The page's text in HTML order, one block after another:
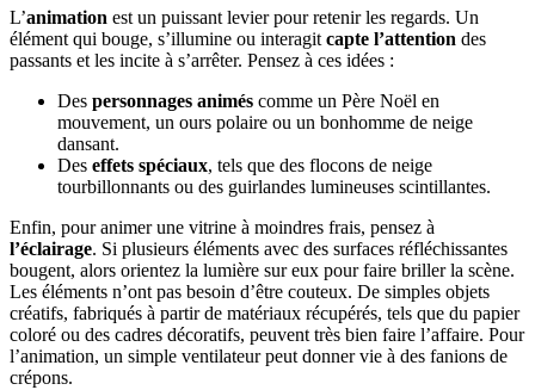
L’animation est un puissant levier pour retenir les regards. Un
élément qui bouge, s’illumine ou interagitcapte l’attention des
passants et les incite à s’arrêter. Pensez à ces idées :
Des personnages animés comme un Père Noël en
mouvement, un ours polaire ou un bonhomme de neige
dansant.
Des effets spéciaux, tels que des flocons de neige
tourbillonnants ou des guirlandes lumineuses scintillantes.
Enfin, pour animer une vitrine à moindres frais, pensez à
l’éclairage. Si plusieurs éléments avec des surfaces réfléchissantes
bougent, alors orientez la lumière sur eux pour faire briller la scène.
Les éléments n’ont pas besoin d’être couteux. De simples objets
créatifs, fabriqués à partir de matériaux récupérés, tels que du papier
coloré ou des cadres décoratifs, peuvent très bien faire l’affaire. Pour
l’animation, un simple ventilateur peut donner vie à des fanions de
crépons.